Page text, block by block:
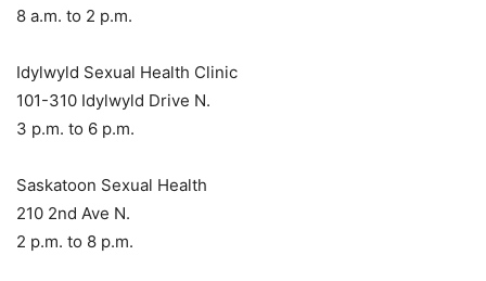
8 a.m. to 2 p.m.
Idylwyld Sexual Health Clinic
101-310 Idylwyld Drive N.
3 p.m. to 6 p.m.
Saskatoon Sexual Health
210 2nd Ave N.
2 p.m. to 8 p.m.